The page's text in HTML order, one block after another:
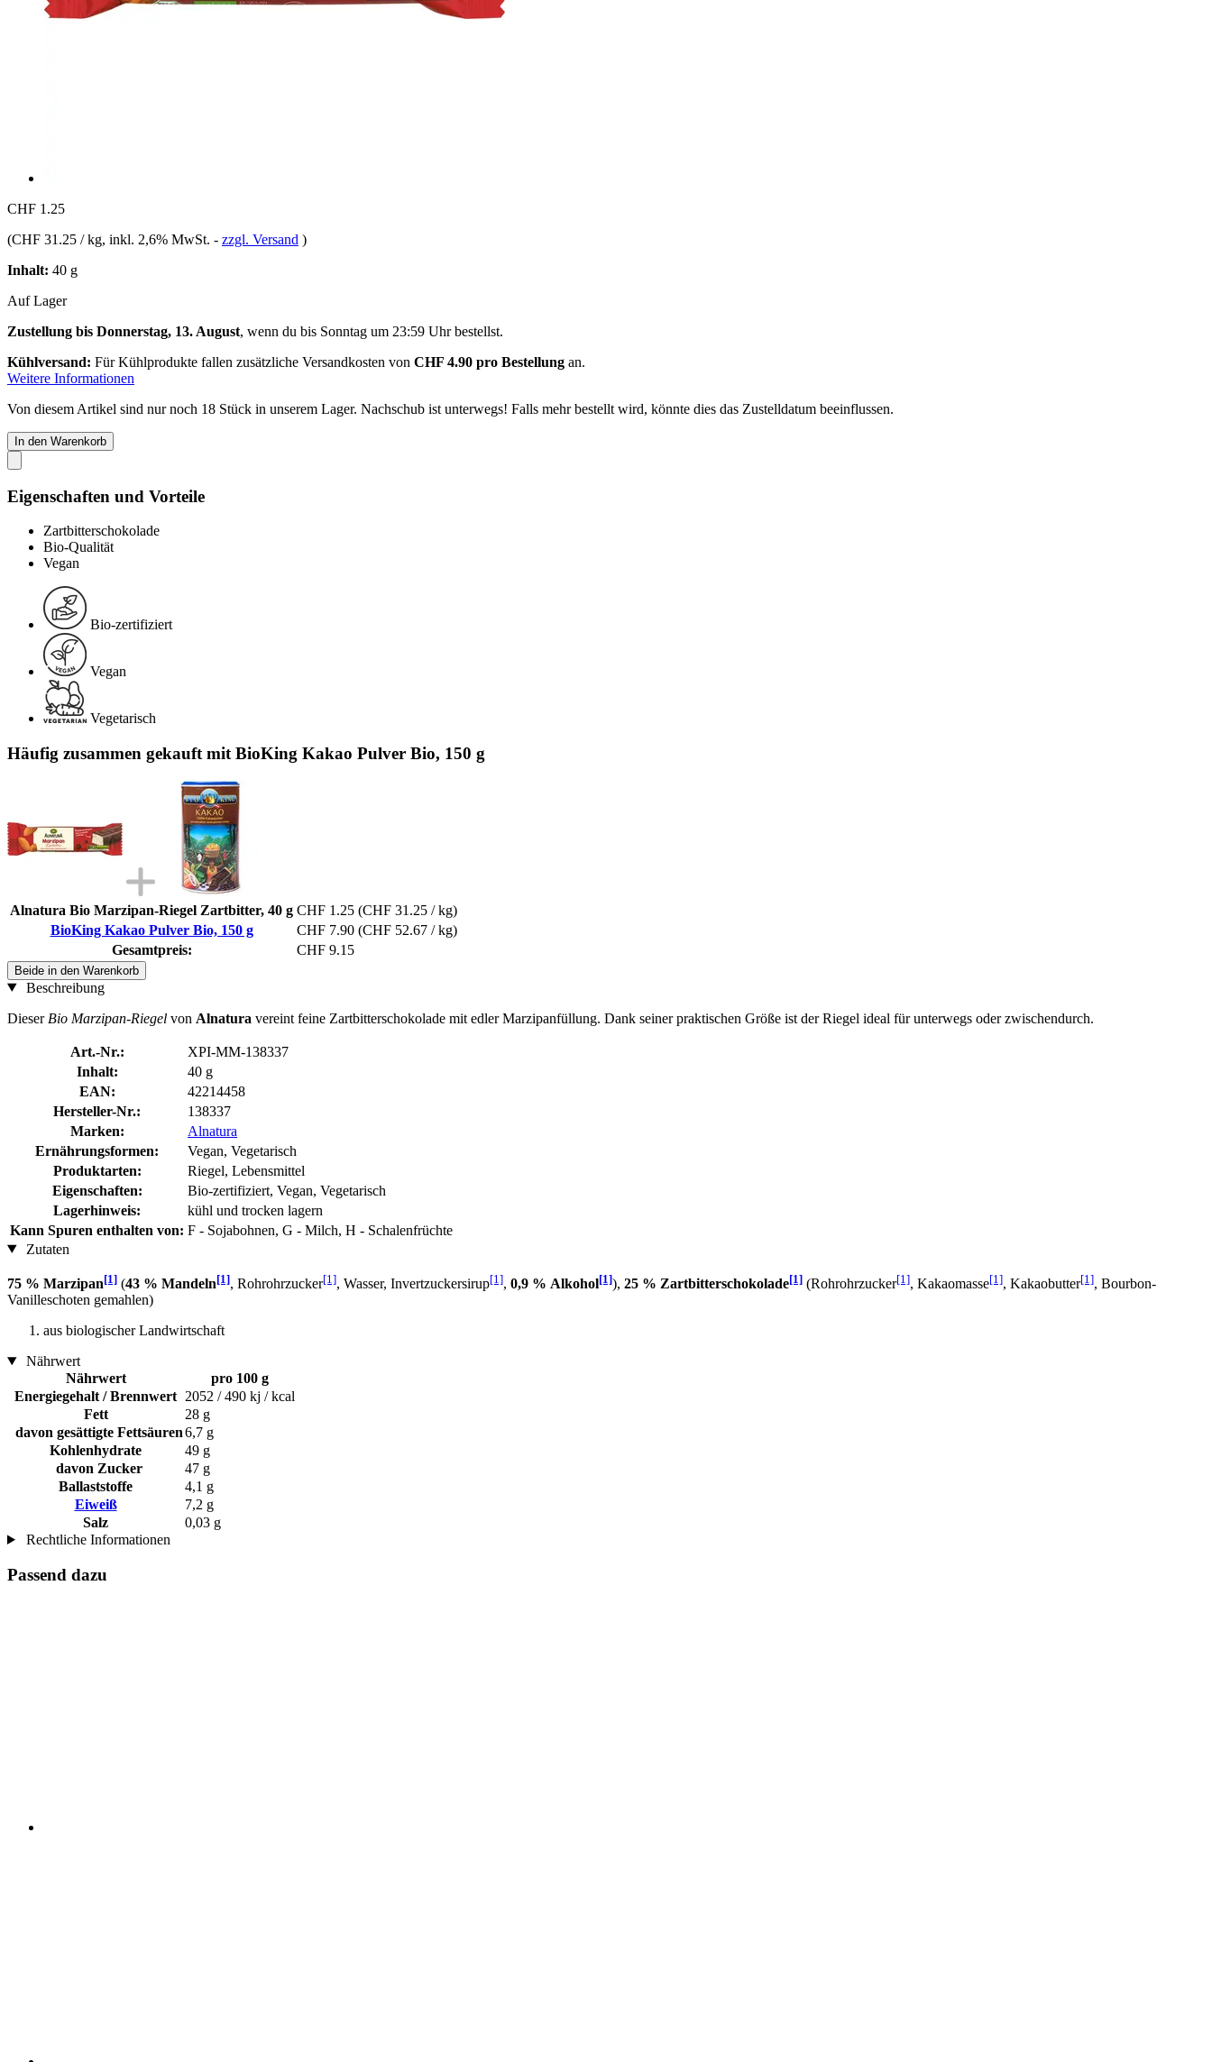
CHF 1.25
(CHF 31.25 / kg, inkl. 2,6% MwSt. - zzgl. Versand )
Inhalt: 40 g
Auf Lager
Zustellung bis Donnerstag, 13. August, wenn du bis Sonntag um 23:59 Uhrbestellst.
Kühlversand: Für Kühlprodukte fallen zusätzliche Versandkosten von CHF 4.90 pro Bestellung an.
Weitere Informationen
Von diesem Artikel sind nur noch 18 Stück in unserem Lager. Nachschub ist unterwegs! Falls mehr bestellt wird, könnte dies das Zustelldatum beeinflussen.
In den Warenkorb
Eigenschaften und Vorteile
Zartbitterschokolade
Bio-Qualität
Vegan
Bio-zertifiziert
Vegan
Vegetarisch
Häufig zusammen gekauft mit BioKing Kakao Pulver Bio, 150 g
Alnatura Bio Marzipan-Riegel Zartbitter, 40 g CHF 1.25 (CHF 31.25 / kg)
BioKing Kakao Pulver Bio, 150 g
CHF 7.90 (CHF 52.67 / kg)
Gesamtpreis:
CHF 9.15
Beide in den Warenkorb
Beschreibung
Dieser Bio Marzipan-Riegel von Alnatura vereint feine Zartbitterschokolade mit edler Marzipanfüllung. Dank seiner praktischen Größe ist der Riegel ideal für unterwegs oder zwischendurch.
Art.-Nr.:
XPI-MM-138337
Inhalt:
40 g
EAN:
42214458
Hersteller-Nr.:
138337
Marken:
Alnatura
Ernährungsformen:
Vegan, Vegetarisch
Produktarten:
Riegel, Lebensmittel
Eigenschaften:
Bio-zertifiziert, Vegan, Vegetarisch
Lagerhinweis:
kühl und trocken lagern
Kann Spuren enthalten von: F - Sojabohnen, G - Milch, H - Schalenfrüchte
Zutaten
75 % Marzipan[1] (43 % Mandeln[1], Rohrohrzucker[1], Wasser, Invertzuckersirup[1], 0,9 % Alkohol[1]), 25 % Zartbitterschokolade[1] (Rohrohrzucker[1], Kakaomasse[1], Kakaobutter[1], Bourbon-
Vanilleschoten gemahlen)
aus biologischer Landwirtschaft
Nährwert
Nährwert
pro 100 g
Energiegehalt / Brennwert 2052 / 490 kj / kcal
Fett
28 g
davon gesättigte Fettsäuren6,7 g
Kohlenhydrate
49 g
davon Zucker
47 g
Ballaststoffe
4,1 g
Eiweiß
7,2 g
Salz
0,03 g
Rechtliche Informationen
Passend dazu